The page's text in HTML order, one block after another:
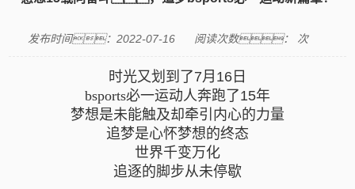
发布时间：2022-07-16 阅读次数： 次
时光又划到了7月 16 日
bsports必一运动人奔跑了15年
梦想是未能触及却牵引内心的力量
追梦是心怀梦想的终态
世界千变万化
追逐的脚步从未停歇